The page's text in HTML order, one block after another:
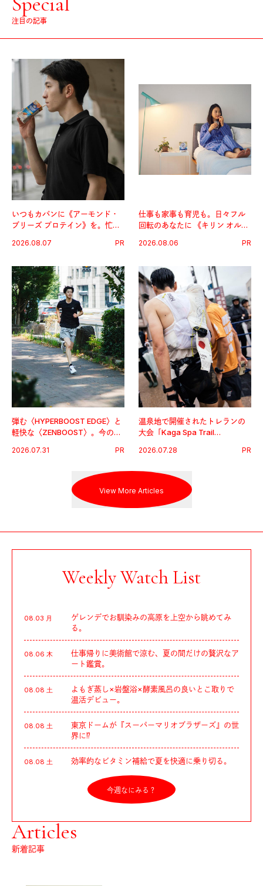
注目の記事
いつもカバンに《アーモンド・
ブリーズ プロテイン》を。忙し
グ習慣。
2026.08.07 PR
仕事も家事も育児も。日々フル
回転のあなたに 《キリン オルニ
2026.08.06 PR
弾む〈HYPERBOOST EDGE〉と
軽快な〈ZENBOOST〉。今の時
出した新機軸。
2026.07.31 PR
温泉地で開催されたトレランの
大会「Kaga Spa Trail
戦を夢見るランナーたちの奮闘
2026.07.28 PR
View More Articles
Weekly Watch List
08.03 月
ゲレンデでお馴染みの高原を上空から眺めてみ
る。
08.06 木
仕事帰りに美術館で涼む、夏の間だけの贅沢なア
ート鑑賞。
08.08 土
よもぎ蒸し×岩盤浴×酵素風呂の良いとこ取りで
温活デビュー。
08.08 土
東京ドームが『スーパーマリオブラザーズ』の世
界に⁉︎
08.08 土 効率的なビタミン補給で夏を快適に乗り切る。
今週なにみる？
Articles
新着記事